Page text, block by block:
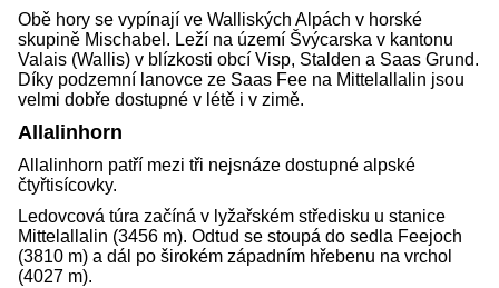
Obě hory se vypínají ve Walliských Alpách v horské
skupině Mischabel. Leží na území Švýcarska v kantonu
Valais (Wallis) v blízkosti obcí Visp, Stalden a Saas Grund.
Díky podzemní lanovce ze Saas Fee na Mittelallalin jsou
velmi dobře dostupné v létě i v zimě.
Allalinhorn
Allalinhorn patří mezi tři nejsnáze dostupné alpské
čtyřtisícovky.
Ledovcová túra začíná v lyžařském středisku u stanice
Mittelallalin (3456 m). Odtud se stoupá do sedla Feejoch
(3810 m) a dál po širokém západním hřebenu na vrchol
(4027 m).